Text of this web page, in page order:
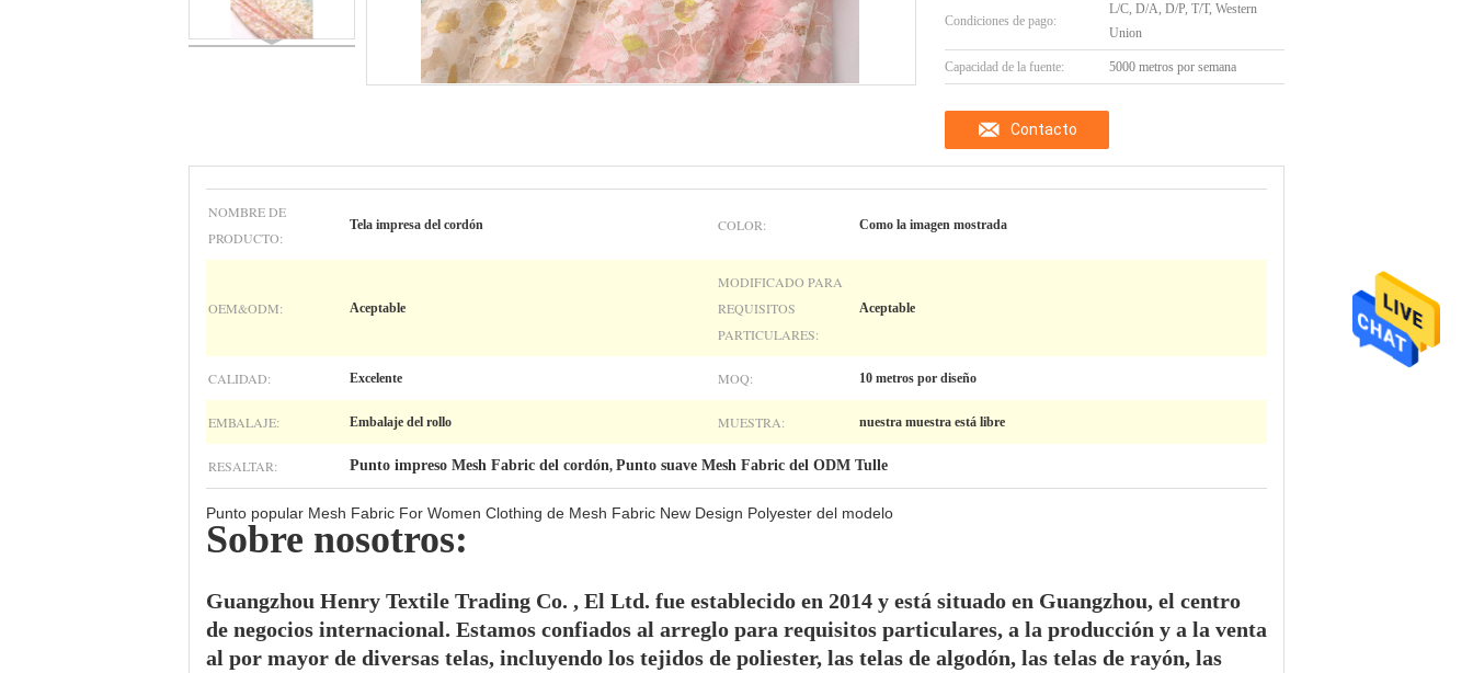
Condiciones de pago:
L/C, D/A, D/P, T/T, Western
Union
Capacidad de la fuente: 5000 metros por semana
Contacto
NOMBRE DE
PRODUCTO:
Tela impresa del cordón COLOR: Como la imagen mostrada
OEM&ODM: Aceptable
MODIFICADO PARA
REQUISITOS
PARTICULARES:
Aceptable
CALIDAD: Excelente MOQ: 10 metros por diseño
EMBALAJE: Embalaje del rollo MUESTRA: nuestra muestra está libre
RESALTAR: Punto impreso Mesh Fabric del cordón, Punto suave Mesh Fabric del ODM Tulle
Punto popular Mesh Fabric For Women Clothing de Mesh Fabric New Design Polyester del modelo
Sobre nosotros:
Guangzhou Henry Textile Trading Co. , El Ltd. fue establecido en 2014 y está situado en Guangzhou, el centro
de negocios internacional. Estamos confiados al arreglo para requisitos particulares, a la producción y a la venta
al por mayor de diversas telas, incluyendo los tejidos de poliester, las telas de algodón, las telas de rayón, las